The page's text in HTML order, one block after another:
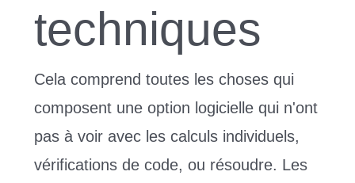
techniques
Cela comprend toutes les choses qui
composent une option logicielle qui n'ont
pas à voir avec les calculs individuels,
vérifications de code, ou résoudre. Les